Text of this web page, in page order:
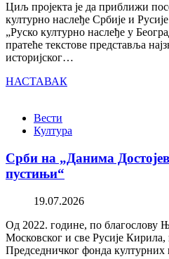
Циљ пројекта је да приближи
културно наслеђе Србије и
„Руско културно наслеђе у
пратеће текстове представља
историјског…
НАСТАВАК
Вести
Култура
Срби на „Данима
пустињи“
19.07.2026
Од 2022. године, по благослову
Московског и све Русије
Председничког фонда културних